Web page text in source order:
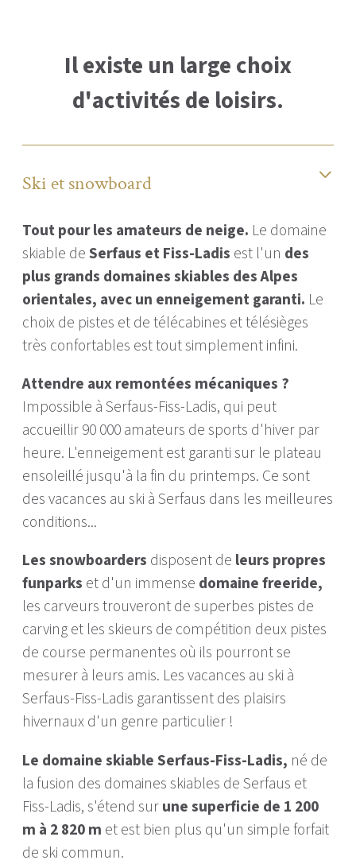
Il existe un large choix
d'activités de loisirs.
Ski et snowboard
Tout pour les amateurs de neige. Le domaine
skiable de Serfaus et Fiss-Ladis est l'un des
plus grands domaines skiables des Alpes
orientales, avec un enneigement garanti. Le
choix de pistes et de télécabines et télésièges
très confortables est tout simplement infini.
Attendre aux remontées mécaniques ?
Impossible à Serfaus-Fiss-Ladis, qui peut
accueillir 90 000 amateurs de sports d'hiver par
heure. L'enneigement est garanti sur le plateau
ensoleillé jusqu'à la fin du printemps. Ce sont
des vacances au ski à Serfaus dans les meilleures
conditions...
Les snowboarders disposent de leurs propres
funparks et d'un immense domaine freeride,
les carveurs trouveront de superbes pistes de
carving et les skieurs de compétition deux pistes
de course permanentes où ils pourront se
mesurer à leurs amis. Les vacances au ski à
Serfaus-Fiss-Ladis garantissent des plaisirs
hivernaux d'un genre particulier !
Le domaine skiable Serfaus-Fiss-Ladis, né de
la fusion des domaines skiables de Serfaus et
Fiss-Ladis, s'étend sur une superficie de 1 200
m à 2 820 m et est bien plus qu'un simple forfait
de ski commun.